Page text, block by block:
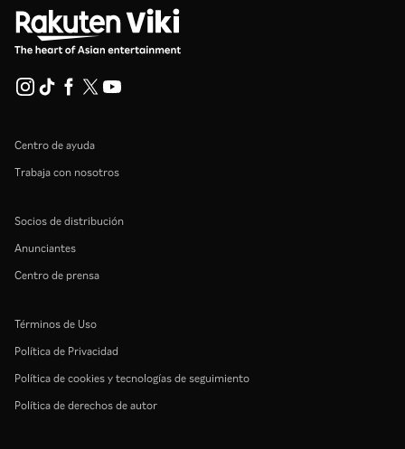
Centro de ayuda
Trabaja con nosotros
Socios de distribución
Anunciantes
Centro de prensa
Términos de Uso
Política de Privacidad
Política de cookies y tecnologías de seguimiento
Política de derechos de autor